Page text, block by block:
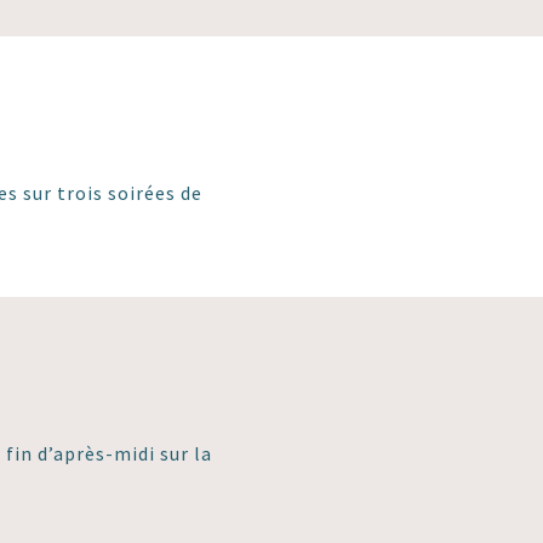
sur trois soirées de
d’après-midi sur la